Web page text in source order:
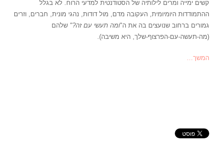
קשים ימייה ומרים לילותיה של הסטודנטית למדעי הרוח.לא בגלל
ההתמודדות היומיומית, העקובה מדם, מול דודות, נהגי מונית, חברים, וזרים
גמורים ברחוב שנועצים בה את ה"ומה תעשי עם זה?" שלהם
(מה-תעשה-עם-הפרצוף-שלך, היא משיבה).
המשך…